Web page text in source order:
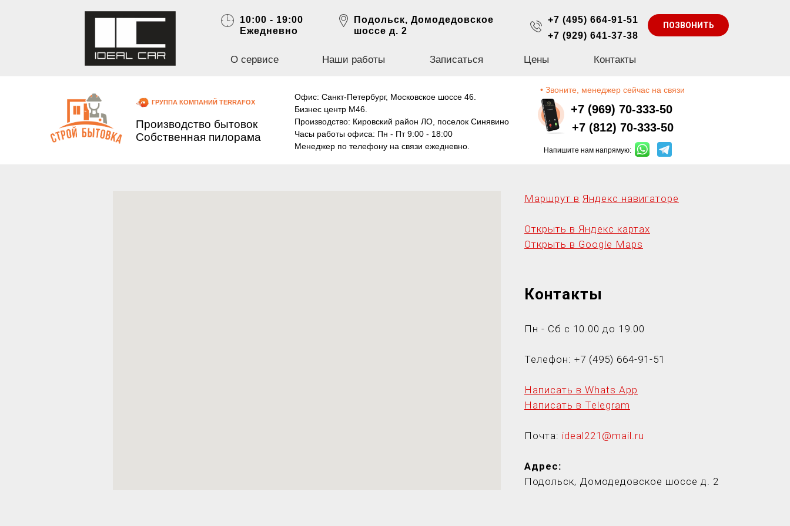
10:00 - 19:00
Ежедневно
Подольск, Домодедовское
шоссе д. 2
+7 (495) 664-91-51
+7 (929) 641-37-38
Цены
О сервисе Контакты
Записаться
Наши работы
ПОЗВОНИТЬ
Производство бытовок
Собственная пилорама
ГРУППА КОМПАНИЙ TERRAFOX
Офис: Санкт-Петербург, Московское шоссе 46.
Бизнес центр М46.
Производство: Кировский район ЛО, поселок Синявино
Часы работы офиса: Пн - Пт 9:00 - 18:00
Менеджер по телефону на связи ежедневно.
+7 (969) 70-333-50
• Звоните, менеджер сейчас на связи
Напишите нам напрямую:
+7 (812) 70-333-50
Маршрут в Яндекс навигаторе
Открыть в Яндекс картах
Открыть в Google Maps
Контакты
Пн - Сб с 10.00 до 19.00
Телефон: +7 (495) 664-91-51
Написать в Whats App
Написать в Telegram
Почта: ideal221@mail.ru
Адрес:
Подольск, Домодедовское шоссе д. 2